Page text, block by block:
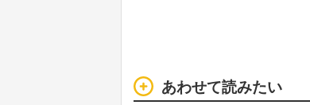
あわせて読みたい